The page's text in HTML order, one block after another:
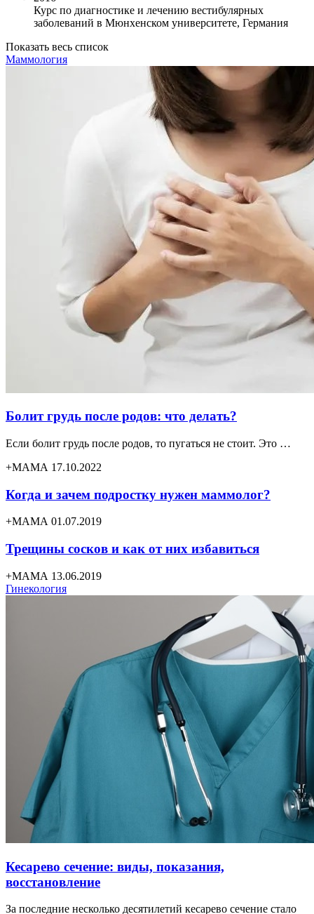
Курс по диагностике и лечению вестибулярных
заболеваний в Мюнхенском университете, Германия
Показать весь список
Маммология
Болит грудь после родов: что делать?
Если болит грудь после родов, то пугаться не стоит. Это …
+МАМА 17.10.2022
Когда и зачем подростку нужен маммолог?
+МАМА 01.07.2019
Трещины сосков и как от них избавиться
+МАМА 13.06.2019
Гинекология
Кесарево сечение: виды, показания,
восстановление
За последние несколько десятилетий кесарево сечение стало